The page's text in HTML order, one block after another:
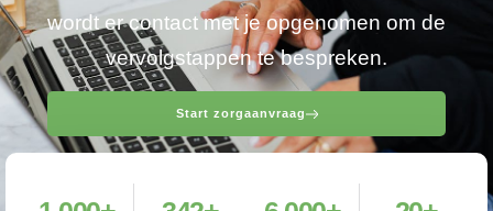
wordt er contact met je opgenomen om de
vervolgstappen te bespreken.
Start zorgaanvraag